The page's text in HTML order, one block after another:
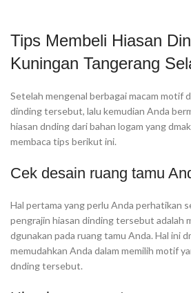
Tips Membeli Hiasan
Kuningan Tangerang
Setelah mengenal berbagai macam motif
dinding tersebut, lalu kemudian Anda
hiasan dnding dari bahan logam yang
membaca tips berikut ini.
Cek desain ruang tamu
Hal pertama yang perlu Anda perhatikan
pengrajin hiasan dinding tersebut adalah
dgunakan pada ruang tamu Anda. Hal ini
memudahkan Anda dalam memilih motif
dnding tersebut.